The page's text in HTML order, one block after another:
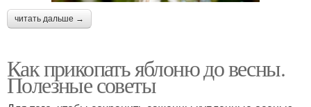
читать дальше →
Как прикопать яблоню до весны.
Полезные советы